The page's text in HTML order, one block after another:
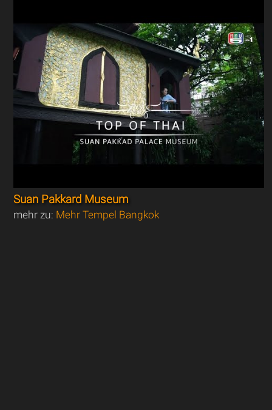
Suan Pakkard Museum
mehr zu: Mehr Tempel Bangkok